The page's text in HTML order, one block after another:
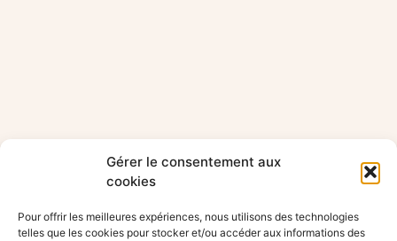
Gérer le consentement aux
cookies
Pour offrir les meilleures expériences, nous utilisons des technologies
telles que les cookies pour stocker et/ou accéder aux informations des